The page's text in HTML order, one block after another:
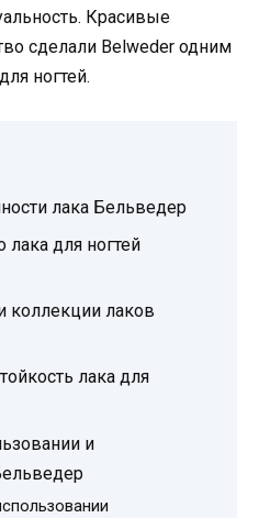
Красивые
сделали Belweder одним
ногтей.
лака Бельведер
лака для ногтей
коллекции лаков
лака для
и